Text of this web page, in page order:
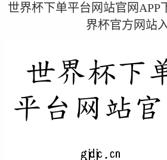
世界杯下单平台网站官网APP
界杯官方网站